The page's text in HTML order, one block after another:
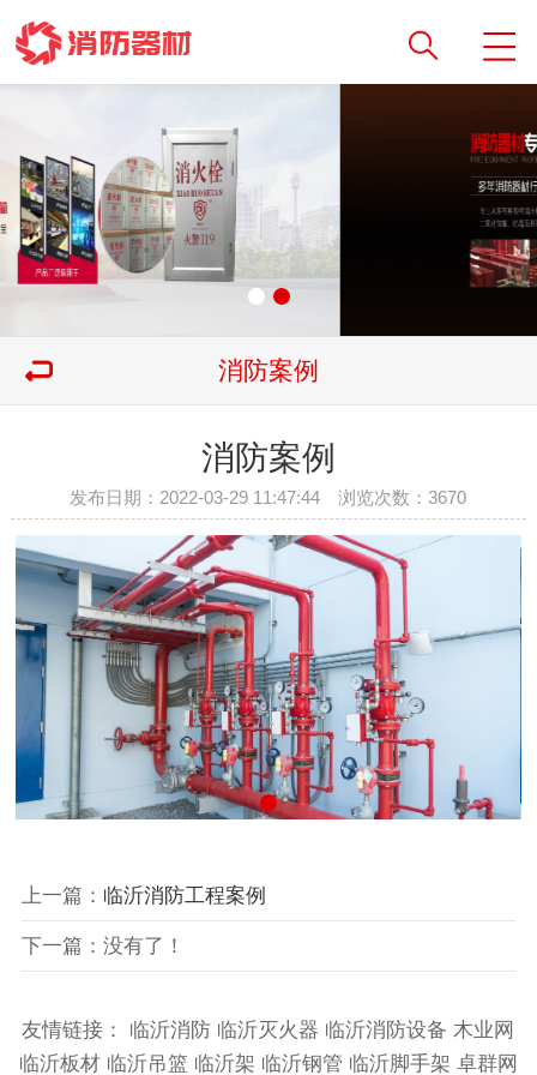
消防案例
消防案例
发布日期：2022-03-29 11:47:44 浏览次数：3670
上一篇： 临沂消防工程案例
下一篇：没有了！
友情链接： 临沂消防 临沂灭火器 临沂消防设备木业网
临沂板材 临沂吊篮 临沂架 临沂钢管 临沂脚手架 卓群网